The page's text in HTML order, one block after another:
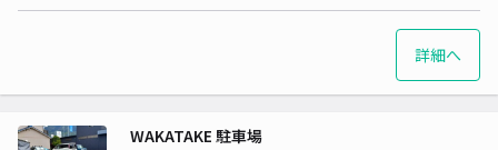
詳細へ
WAKATAKE 駐車場